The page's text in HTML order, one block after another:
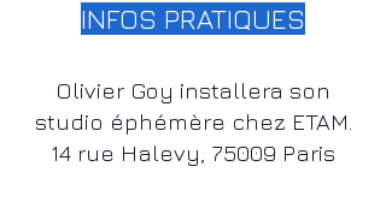
INFOS PRATIQUES
Olivier Goy installera son
studio éphémère chez ETAM
​14 rue Halevy , 75009 Paris